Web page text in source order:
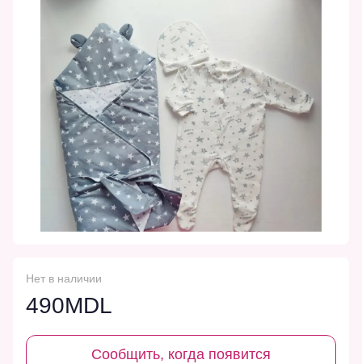
Нет в наличии
490MDL
Сообщить, когда появится